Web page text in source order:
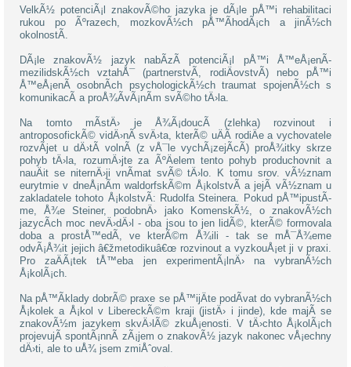
VelkÃ½ potenciÃ¡l znakovÃ©ho jazyka je dÃ¡le pÅ™i rehabilitaci
rukou po Ãºrazech, mozkovÃ½ch pÅ™Ã­hodÃ¡ch a jinÃ½ch
okolnostÃ­.
DÃ¡le znakovÃ½ jazyk nabÃ­zÃ­ potenciÃ¡l pÅ™i Å™eÅ¡enÃ­
mezilidskÃ½ch vztahÅ¯ (partnerstvÃ­, rodiÄovstvÃ­) nebo pÅ™i
Å™eÅ¡enÃ­ osobnÃ­ch psychologickÃ½ch traumat spojenÃ½ch s
komunikacÃ­ a proÅ¾Ã­vÃ¡nÃ­m svÃ©ho tÄ›la.
Na tomto mÃ­stÄ› je Å¾Ã¡doucÃ­ (zlehka) rozvinout i
antroposofickÃ© vidÄ›nÃ­ svÄ›ta, kterÃ© uÄÃ­ rodiÄe a vychovatele
rozvÃ­jet u dÄ›tÃ­ volnÃ­ (z vÅ¯le vychÃ¡zejÃ­cÃ­) proÅ¾itky skrze
pohyb tÄ›la, rozumÄ›jte za ÃºÄelem tento pohyb produchovnit a
nauÄit se niternÄ›ji vnÃ­mat svÃ© tÄ›lo. K tomu srov. vÃ½znam
eurytmie v dneÅ¡nÃ­m waldorfskÃ©m Å¡kolstvÃ­ a jejÃ­ vÃ½znam u
zakladatele tohoto Å¡kolstvÃ­: Rudolfa Steinera. Pokud pÅ™ipustÃ­
me, Å¾e Steiner, podobnÄ› jako KomenskÃ½, o znakovÃ½ch
jazycÃ­ch moc nevÄ›dÄ›l - oba jsou to jen lidÃ©, kterÃ© formovala
doba a prostÅ™edÃ­, ve kterÃ©m Å¾ili - tak se mÅ¯Å¾eme
odvÃ¡Å¾it jejich â€žmetodikuâ€œ rozvinout a vyzkouÅ¡et ji v praxi.
Pro zaÄÃ¡tek tÅ™eba jen experimentÃ¡lnÄ› na vybranÃ½ch
Å¡kolÃ¡ch.
Na pÅ™Ã­klady dobrÃ© praxe se pÅ™ijÄte podÃ­vat do vybranÃ½ch
Å¡kolek a Å¡kol v LibereckÃ©m kraji (jistÄ› i jinde), kde majÃ­ se
znakovÃ½m jazykem skvÄ›lÃ© zkuÅ¡enosti. V tÄ›chto Å¡kolÃ¡ch
projevujÃ­ spontÃ¡nnÃ­ zÃ¡jem o znakovÃ½ jazyk nakonec vÅ¡echny
dÄ›ti, ale to uÅ¾ jsem zmiÅˆoval.